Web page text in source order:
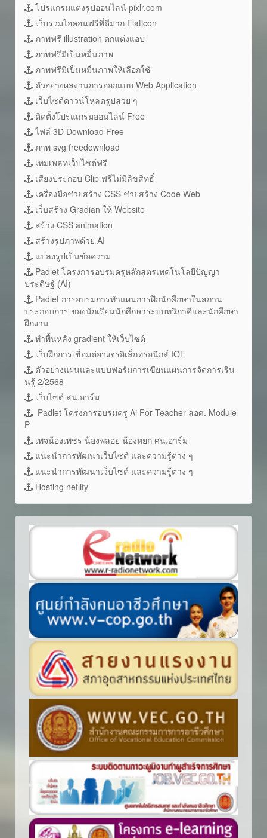
โปรแกรมแต่งรูปออนไลน์ pixlr.com
เว็บรวมไอคอนฟรีที่ดีมาก Flaticon
ภาพฟรี illustration ตกแต่งแอป
ภาพฟรีมีเป็นหมื่นภาพ
ภาพฟรีมีเป็นหมื่นภาพให้เลือกใช้
ตัวอย่างผลงานการออกแบบ Web Application
เว็บไซต์ดาวน์โหลดรูปสวย ๆ
ติดตั้งโปรแเกรมออนไลน์ Free
ไฟล์ 3D Download Free
ภาพ svg freedownload
เทมเพลทเว็บไซต์ฟรี
เสียงประกอบ Clip ฟรีไม่มีลิขสิทธิ์
เครื่องมือช่วยสร้าง CSS ช่วยสร้าง Code Web
เว็บสร้าง Gradian ให้ Website
สร้าง CSS animation
สร้างรูปภาพด้วย AI
แปลงรูปเป็นข้อความ
Padlet โครงการอบรมครูหลักสูตรเทคโนโลยีปัญญา
ประดิษฐ์ (AI)
Padlet การอบรมการทำแผนการฝึกนักศึกษาในสถาน
ประกอบการ ของนักเรียนนักศึกษาระบบทวิภาคีและนักศึกษา
ฝึกงาน
ทำพื้นหลัง gradient ให้เว็บไซต์
เว็บฝึกการเชื่อมต่อวงจรอิเล็กทรอนิกส์ IOT
ตัวอย่างแผนและแบบฟอร์มการเขียนแผนการจัดการเรีน
นรู้ 2/2568
เว็บไซต์ สน.อาร์ม
Padlet โครงการอบรมครู Ai For Teacher สอศ. Module
P
เพจน้องเพชร น้องพลอย น้องหยก ศน.อาร์ม
แนะนำการพัฒนาเว็บไซต์ และความรู้ต่าง ๆ
แนะนำการพัฒนาเว็บไซต์ และความรู้ต่าง ๆ
Hosting netlify